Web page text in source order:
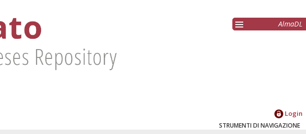
AlmaDL
Login
STRUMENTI DI NAVIGAZIONE